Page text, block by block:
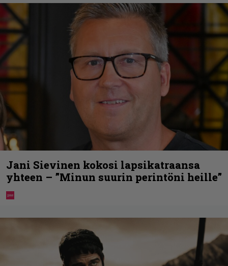
Jani Sievinen kokosi lapsikatraansa
yhteen – ”Minun suurin perintöni heille”